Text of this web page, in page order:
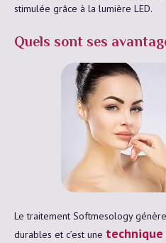
stimulée grâce à la lumière LED.
Quels sont ses
Le traitement Softmesology
durables et c’est une